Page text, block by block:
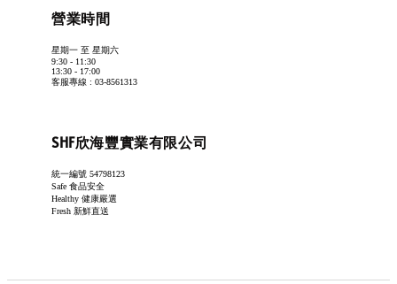
營業時間
星期一 至 星期六
9:30 - 11:30
13:30 - 17:00
客服專線 : 03-8561313
SHF欣海豐實業有限公司
統一編號 54798123
Safe 食品安全
Healthy 健康嚴選
Fresh 新鮮直送